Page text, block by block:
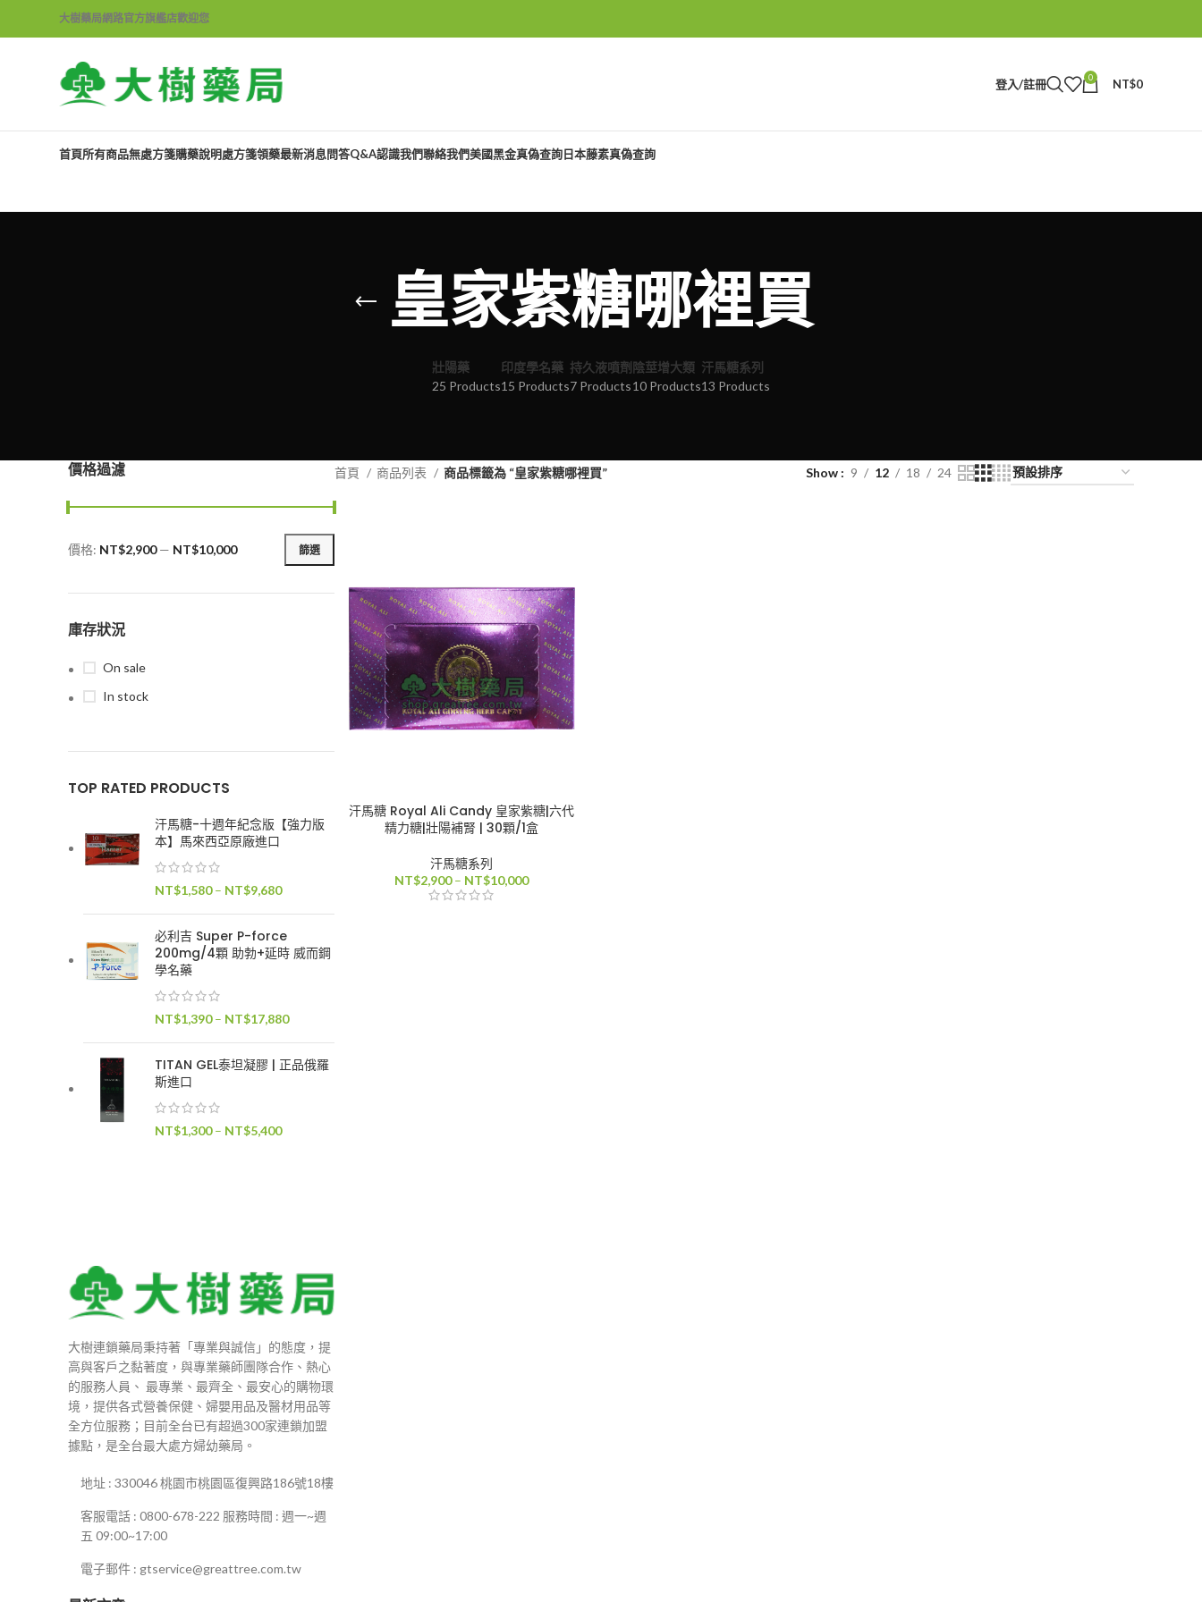
大樹藥局網路官方旗艦店歡迎您
登入/註冊 0 NT$0
首頁所有商品無處方箋購藥說明處方箋領藥最新消息問答Q&A認識我們聯絡我們美國黑金真偽查詢日本藤素真偽查詢
皇家紫糖哪裡買
壯陽藥
25 Products
印度學名藥
15 Products
持久液噴劑
7 Products
陰莖增大類
10 Products
汗馬糖系列
13 Products
價格過濾
最
價
最
價
篩選
價格: NT$2,900— NT$10,000
庫存狀況
On sale
In stock
TOP RATED PRODUCTS
汗馬糖-十週年紀念版【強力版
本】馬來西亞原廠進口
NT$1,580 – NT$9,680價
圍：
必利吉 Super P-force
200mg/4顆 助勃+延時 威而鋼
學名藥
NT$1,390 – NT$17,880價
範
TITAN GEL泰坦凝膠 | 正品俄羅
斯進口
NT$1,300 – NT$5,400價
首頁 商品列表 商品標籤為 “皇家紫糖哪裡買” Show 9 12 18 24
汗馬糖 Royal Ali Candy 皇家紫糖|六代
精力糖|壯陽補腎 | 30顆/1盒
汗馬糖系列
NT$2,900 – NT$10,000價
大樹連鎖藥局秉持著「專業與誠信」的態度，提
高與客戶之黏著度，與專業藥師團隊合作、熱心
的服務人員、 最專業、最齊全、最安心的購物環
境，提供各式營養保健、婦嬰用品及醫材用品等
全方位服務；目前全台已有超過300家連鎖加盟
據點，是全台最大處方婦幼藥局。
地址 : 330046 桃園市桃園區復興路186號18樓
客服電話 : 0800-678-222 服務時間 : 週一~週
五 09:00~17:00
電子郵件 : gtservice@greattree.com.tw